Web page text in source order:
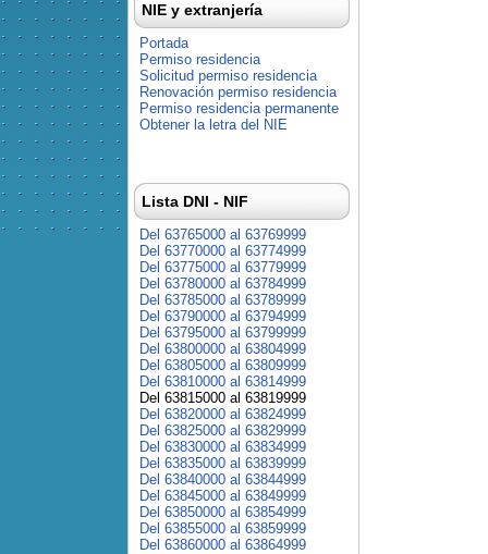
NIE y extranjería
Portada
Permiso residencia
Solicitud permiso residencia
Renovación permiso residencia
Permiso residencia permanente
Obtener la letra del NIE
Lista DNI - NIF
Del 63765000 al 63769999
Del 63770000 al 63774999
Del 63775000 al 63779999
Del 63780000 al 63784999
Del 63785000 al 63789999
Del 63790000 al 63794999
Del 63795000 al 63799999
Del 63800000 al 63804999
Del 63805000 al 63809999
Del 63810000 al 63814999
Del 63815000 al 63819999
Del 63820000 al 63824999
Del 63825000 al 63829999
Del 63830000 al 63834999
Del 63835000 al 63839999
Del 63840000 al 63844999
Del 63845000 al 63849999
Del 63850000 al 63854999
Del 63855000 al 63859999
Del 63860000 al 63864999